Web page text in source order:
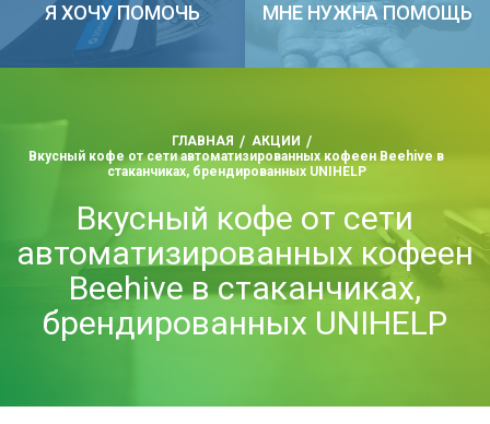
Я ХОЧУ ПОМОЧЬ МНЕ НУЖНА ПОМОЩЬ
ГЛАВНАЯ
АКЦИИ
Вкусный кофе от сети автоматизированных кофеен Beehive в
стаканчиках, брендированных UNIHELP
Вкусный кофе от сети
автоматизированных кофеен
Beehive в стаканчиках,
брендированных UNIHELP